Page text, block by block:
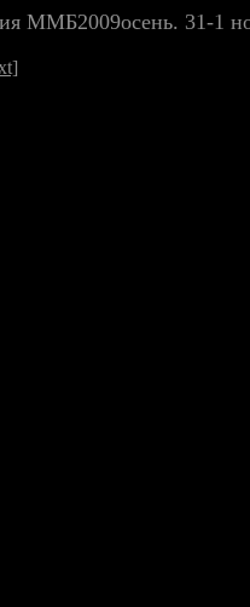
ММБ2009осень. 31-1